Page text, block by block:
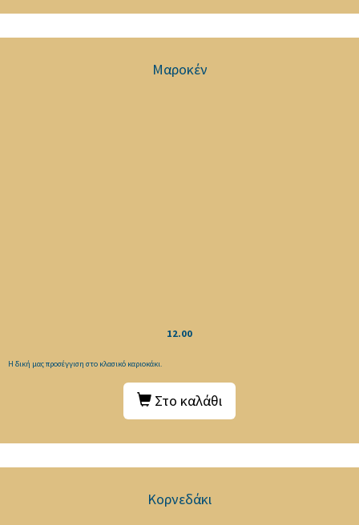
Μαροκέν
12.00
Η δική μας προσέγγιση στο κλασικό καριοκάκι.
Στο καλάθι
Κορνεδάκι